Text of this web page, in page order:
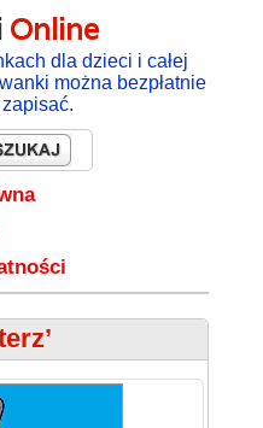
Online
dla dzieci i całej
można bezpłatnie